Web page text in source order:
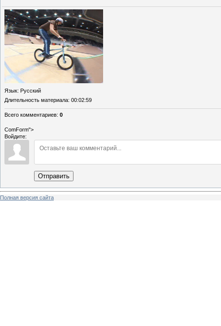
Язык: Русский
Длительность материала: 00:02:59
Всего комментариев: 0
ComForm">
Войдите:
Отправить
Полная версия сайта